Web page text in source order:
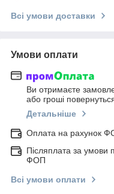
Всі умови доставки
Умови оплати
Ви отримаєте
або гроші
Детальніше
Оплата на рахунок
Післяплата за умови
ФОП
Всі умови оплати